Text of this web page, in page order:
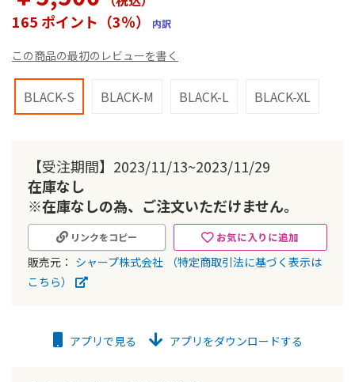
165 ポイント（3％） 内訳
この商品の最初のレビューを書く
BLACK-S BLACK-M BLACK-L BLACK-XL
【受注期間】2023/11/13~2023/11/29
在庫なし
※在庫なしの為、ご注文いただけません。
お気に入りに追加
リンクをコピー
販売元： シャープ株式会社
（特定商取引法に基づく表示は
こちら）
ー
の
初
に
移
アプリで見る アプリをダウンロードする